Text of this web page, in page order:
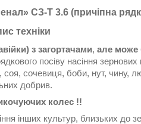
СЗ-Т 3.6 (причіпна
техніки
з загортачами, але може
посіву насіння
соя, сочевиця, боби, нут, чину,
добрив.
колес !!
інших культур, близьких до